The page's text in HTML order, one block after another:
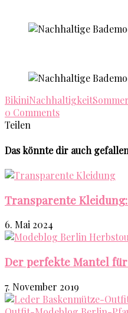
BikiniNachhaltigkeitSommer
0 Comments
Teilen
Das könnte dir auch
Transparente
6. Mai 2024
Der perfekte Mantel
7. November 2019